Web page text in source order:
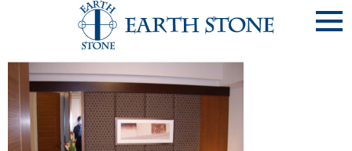
《壁面-8》ﾄﾞﾚｯｻｰ+ﾍﾞｯﾄﾞﾍｯﾄﾞ